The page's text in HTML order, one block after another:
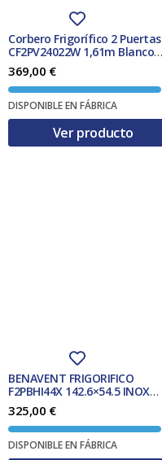
Corbero Frigorífico 2 Puertas
CF2PV24022W 1,61m Blanco
Clase F
369,00 €
DISPONIBLE EN FÁBRICA
Ver producto
BENAVENT FRIGORIFICO
F2PBHI44X 142.6×54.5 INOX
CLASE F
325,00 €
DISPONIBLE EN FÁBRICA